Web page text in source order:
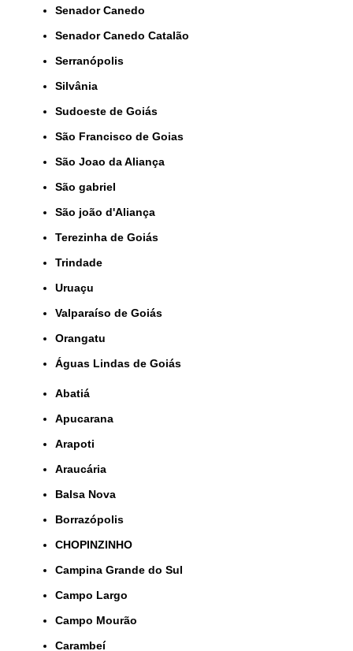
Senador Canedo
Senador Canedo Catalão
Serranópolis
Silvânia
Sudoeste de Goiás
São Francisco de Goias
São Joao da Aliança
São gabriel
São joão d'Aliança
Terezinha de Goiás
Trindade
Uruaçu
Valparaíso de Goiás
orangatu
Águas Lindas de Goiás
Abatiá
Apucarana
Arapoti
Araucária
Balsa Nova
Borrazópolis
CHOPINZINHO
Campina Grande do Sul
Campo Largo
Campo Mourão
Carambeí